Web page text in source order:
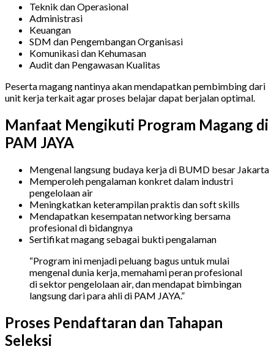
Teknik dan Operasional
Administrasi
Keuangan
SDM dan Pengembangan Organisasi
Komunikasi dan Kehumasan
Audit dan Pengawasan Kualitas
Peserta magang nantinya akan mendapatkan pembimbing dari
unit kerja terkait agar proses belajar dapat berjalan optimal.
Manfaat Mengikuti Program Magang di
PAM JAYA
Mengenal langsung budaya kerja di BUMD besar Jakarta
Memperoleh pengalaman konkret dalam industri
pengelolaan air
Meningkatkan keterampilan praktis dan soft skills
Mendapatkan kesempatan networking bersama
profesional di bidangnya
Sertifikat magang sebagai bukti pengalaman
“Program ini menjadi peluang bagus untuk mulai
mengenal dunia kerja, memahami peran profesional
di sektor pengelolaan air, dan mendapat bimbingan
langsung dari para ahli di PAM JAYA.”
Proses Pendaftaran dan Tahapan
Seleksi